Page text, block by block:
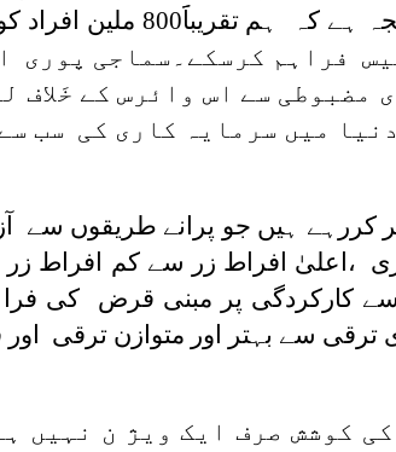
گیس فراہم کرسکے۔سماجی
مضبوطی سے اس وائرس کے
میں سرمایہ کاری کی سب
ہیں جو پرانے طریقوں سے
،اعلیٰ افراط زر سے کم افراط زر
پر مبنی قرض کی
سے بہتر اور متوازن ترقی اور
کوشش صرف ایک ویژ ن نہیں